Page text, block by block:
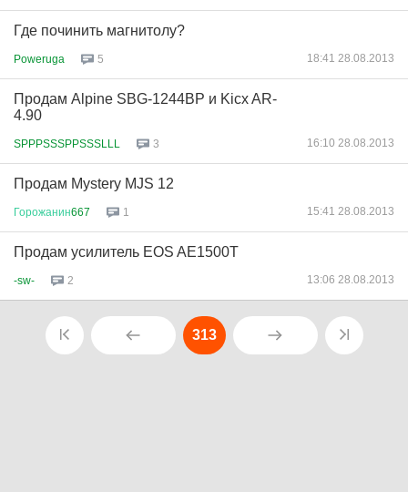
Где починить магнитолу?
Poweruga 5 18:41 28.08.2013
Продам Alpine SBG-1244BP и Kicx AR-
4.90
SPPPSSSPPSSSLLL 3 16:10 28.08.2013
Продам Mystery MJS 12
Горожанин667 1 15:41 28.08.2013
Продам усилитель EOS AE1500T
-sw- 2 13:06 28.08.2013
313